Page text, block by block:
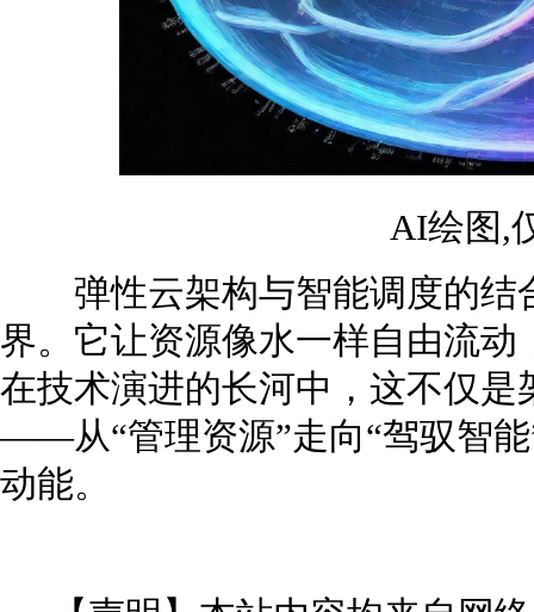
AI绘图,
弹性云架构与智能调度的结
界。它让资源像水一样自由流
在技术演进的长河中，这不仅
——从“管理资源”走向“驾驭智
动能。